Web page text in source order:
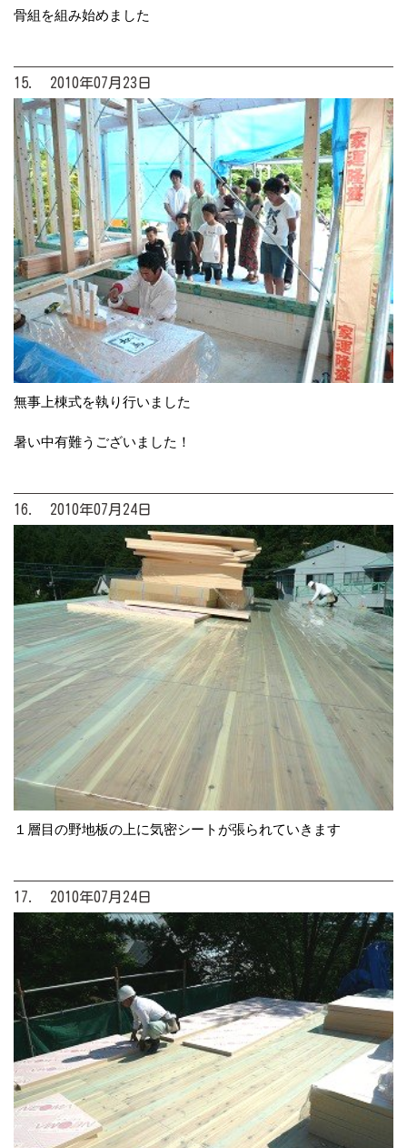
骨組を組み始めました
15. 2010年07月23日
無事上棟式を執り行いました
暑い中有難うございました！
16. 2010年07月24日
１層目の野地板の上に気密シートが張られていきます
17. 2010年07月24日